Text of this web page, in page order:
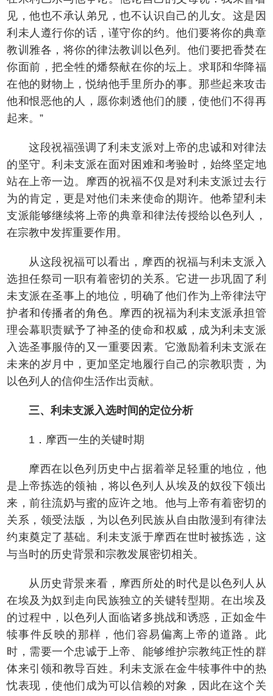
见，他也不承认弟兄，也不认识自己的儿女。这是因
利未人遵行你的话，谨守你的约。他们要将你的典章
教训雅各，将你的律法教训以色列。他们要把香焚在
你面前，把全牲的燔祭献在你的坛上。求耶和华降福
在他的财物上，悦纳他手里所办的事。那些起来攻击
他和恨恶他的人，愿你刺透他们的腰，使他们不得再
起来。”
这段祝福强调了利未支派对上帝的忠诚和对律法
的坚守。利未支派在面对困难和考验时，始终坚定地
站在上帝一边。摩西的祝福不仅是对利未支派过去行
为的肯定，更是对他们未来使命的期许。他希望利未
支派能够继续将上帝的典章和律法传授给以色列人，
在宗教中发挥重要作用。
从这段祝福可以看出，摩西的祝福与利未支派入
选担任祭司一职有着密切的关系。它进一步巩固了利
未支派在圣事上的地位，明确了他们作为上帝律法守
护者和传播者的角色。摩西的祝福为利未支派承担管
理会幕职责赋予了神圣的使命和权威，成为利未支派
入选圣事服侍的又一重要因素。它激励着利未支派在
未来的岁月中，更加坚定地履行自己的宗教职责，为
以色列人的信仰生活作出贡献。
三、利未支派入选时间的定位分析
1．摩西一生的关键时期
摩西在以色列历史中占据着举足轻重的地位，他
是上帝拣选的领袖，将以色列人从埃及的奴役下领出
来，前往流奶与蜜的应许之地。他与上帝有着密切的
关系，领受法版，为以色列民族从自由散漫到有律法
约束奠定了基础。利未支派于摩西在世时被拣选，这
与当时的历史背景和宗教发展密切相关。
从历史背景来看，摩西所处的时代是以色列人从
在埃及为奴到走向民族独立的关键转型期。在出埃及
的过程中，以色列人面临诸多挑战和诱惑，正如金牛
犊事件反映的那样，他们容易偏离上帝的道路。此
时，需要一个忠诚于上帝、能够维护宗教纯正性的群
体来引领和教导百姓。利未支派在金牛犊事件中的热
忱表现，使他们成为可以信赖的对象，因此在这个关